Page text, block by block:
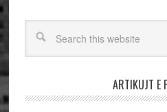
ARTIKUJT E